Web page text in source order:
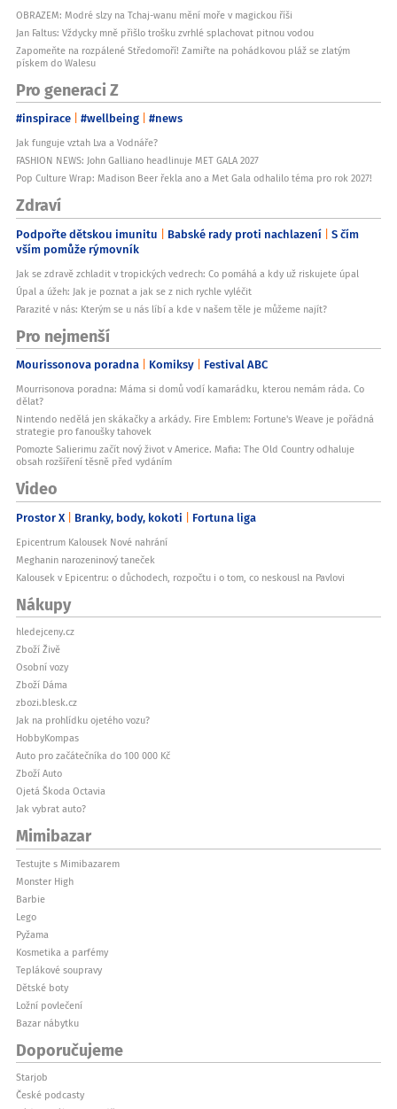
OBRAZEM: Modré slzy na Tchaj-wanu mění moře v magickou říši
Jan Faltus: Vždycky mně přišlo trošku zvrhlé splachovat pitnou vodou
Zapomeňte na rozpálené Středomoří! Zamiřte na pohádkovou pláž se zlatým
pískem do Walesu
Pro generaci Z
#inspirace #wellbeing #news
Jak funguje vztah Lva a Vodnáře?
FASHION NEWS: John Galliano headlinuje MET GALA 2027
Pop Culture Wrap: Madison Beer řekla ano a Met Gala odhalilo téma pro rok 2027!
Zdraví
Podpořte dětskou imunitu Babské rady proti nachlazení S čím
vším pomůže rýmovník
Jak se zdravě zchladit v tropických vedrech: Co pomáhá a kdy už riskujete úpal
Úpal a úžeh: Jak je poznat a jak se z nich rychle vyléčit
Parazité v nás: Kterým se u nás líbí a kde v našem těle je můžeme najít?
Pro nejmenší
Mourissonova poradna Komiksy Festival ABC
Mourrisonova poradna: Máma si domů vodí kamarádku, kterou nemám ráda. Co
dělat?
Nintendo nedělá jen skákačky a arkády. Fire Emblem: Fortune's Weave je pořádná
strategie pro fanoušky tahovek
Pomozte Salierimu začít nový život v Americe. Mafia: The Old Country odhaluje
obsah rozšíření těsně před vydáním
Video
Prostor X Branky, body, kokoti Fortuna liga
Epicentrum Kalousek Nové nahrání
Meghanin narozeninový taneček
Kalousek v Epicentru: o důchodech, rozpočtu i o tom, co neskousl na Pavlovi
Nákupy
hledejceny.cz
Zboží Živě
Osobní vozy
Zboží Dáma
zbozi.blesk.cz
Jak na prohlídku ojetého vozu?
HobbyKompas
Auto pro začátečníka do 100 000 Kč
Zboží Auto
Ojetá Škoda Octavia
Jak vybrat auto?
Mimibazar
Testujte s Mimibazarem
Monster High
Barbie
Lego
Pyžama
Kosmetika a parfémy
Teplákové soupravy
Dětské boty
Ložní povlečení
Bazar nábytku
Doporučujeme
Starjob
České podcasty